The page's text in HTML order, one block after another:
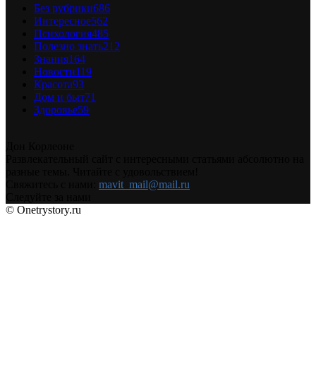
Без рубрики686
Интересное562
Психология485
Полезно знать212
Знания164
Новости119
Красота93
Дом и быт71
Здоровье59
mavit_mail@mail.ru
© Onetrystory.ru